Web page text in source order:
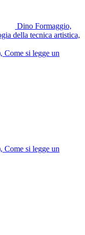
Dino Formaggio,
della tecnica artistica,
Come si legge un
Come si legge un